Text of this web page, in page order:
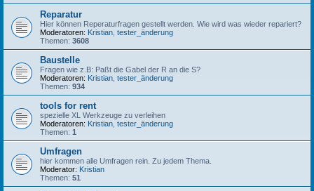
Reparatur
Hier können Reperaturfragen gestellt werden. Wie wird was wieder repariert?
Moderatoren: Kristian tester_änderung
Themen: 3608
Baustelle
Fragen wie z.B: Paßt die Gabel der R an die S?
Moderatoren: Kristian tester_änderung
Themen: 934
tools for rent
spezielle XL Werkzeuge zu verleihen
Moderatoren: Kristian tester_änderung
Themen: 1
Umfragen
hier kommen alle Umfragen rein. Zu jedem Thema.
Moderator: Kristian
Themen: 51